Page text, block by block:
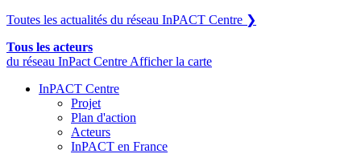
Toutes les actualités du réseau InPACT Centre ❯
Tous les acteurs
du réseau InPact Centre Afficher la carte
InPACT Centre
Projet
Plan d'action
Acteurs
InPACT en France